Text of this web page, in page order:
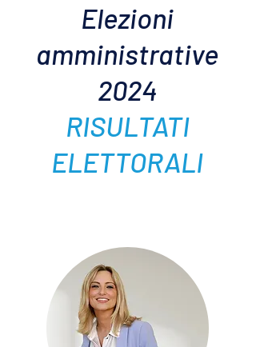
Elezioni
amministrative
2024
RISULTATI
ELETTORALI